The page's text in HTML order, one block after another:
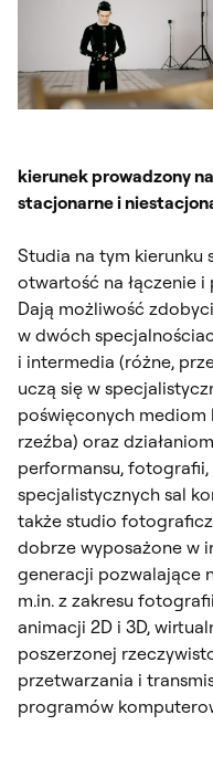
kierunek prowadzony
stacjonarne i
Studia na tym kierunku
otwartość na łączenie
Dają możliwość
w dwóch
i intermedia (różne,
uczą się w
poświęconych mediom
rzeźba) oraz
performansu,
specjalistycznych sal
także studio
dobrze wyposażone w
generacji pozwalające
m.in. z zakresu
animacji 2D i 3D,
poszerzonej
przetwarzania i
programów